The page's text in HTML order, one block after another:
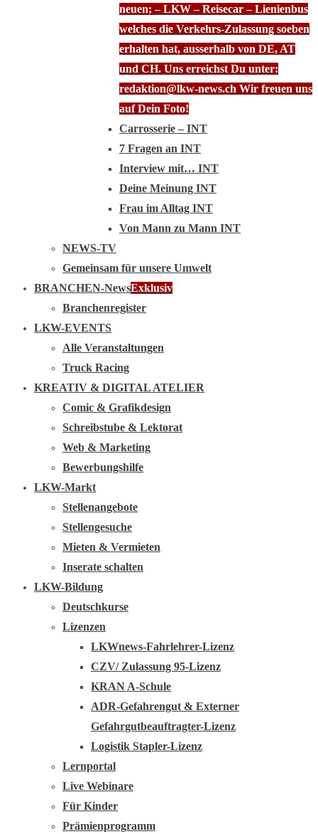
neuen; – LKW – Reisecar – Lienienbus
welches die Verkehrs-Zulassung soeben
erhalten hat, ausserhalb von DE, AT
und CH. Uns erreichst Du unter:
redaktion@lkw-news.ch Wir freuen uns
auf Dein Foto!
Carrosserie – INT
7 Fragen an INT
Interview mit… INT
Deine Meinung INT
Frau im Alltag INT
Von Mann zu Mann INT
NEWS-TV
Gemeinsam für unsere Umwelt
BRANCHEN-NewsExklusiv
Branchenregister
LKW-EVENTS
Alle Veranstaltungen
Truck Racing
KREATIV & DIGITAL ATELIER
Comic & Grafikdesign
Schreibstube & Lektorat
Web & Marketing
Bewerbungshilfe
LKW-Markt
Stellenangebote
Stellengesuche
Mieten & Vermieten
Inserate schalten
LKW-Bildung
Deutschkurse
Lizenzen
LKWnews-Fahrlehrer-Lizenz
CZV/ Zulassung 95-Lizenz
KRAN A-Schule
ADR-Gefahrengut & Externer
Gefahrgutbeauftragter-Lizenz
Logistik Stapler-Lizenz
Lernportal
Live Webinare
Für Kinder
Prämienprogramm